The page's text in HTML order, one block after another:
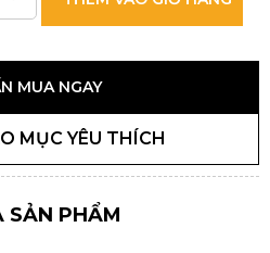
MUA NGAY
MỤC YÊU THÍCH
SẢN PHẨM